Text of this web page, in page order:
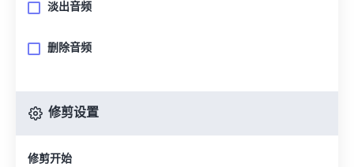
淡出音频
删除音频
修剪设置
修剪开始